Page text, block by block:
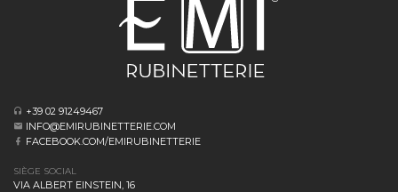
+39 02 91249467
INFO@EMIRUBINETTERIE.COM
FACEBOOK.COM/EMIRUBINETTERIE
SIÈGE SOCIAL
VIA ALBERT EINSTEIN, 16